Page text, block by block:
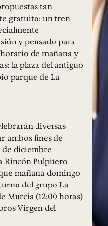
tan
gratuito: un tren
y pensado para
de mañana y
la plaza del antiguo
parque de La
diversas
ambos fines de
de diciembre
Rincón Pulpitero
mañana domingo
del grupo La
Murcia (12:00 horas)
Virgen del